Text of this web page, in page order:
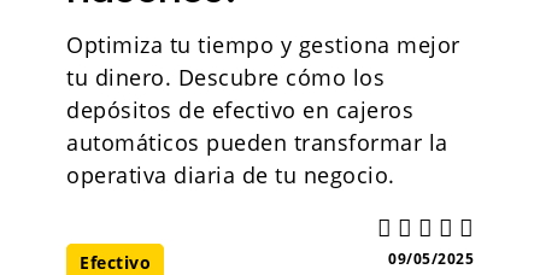
Optimiza tu tiempo y gestiona mejor
tu dinero. Descubre cómo los
depósitos de efectivo en cajeros
automáticos pueden transformar la
operativa diaria de tu negocio.
Efectivo 09/05/2025